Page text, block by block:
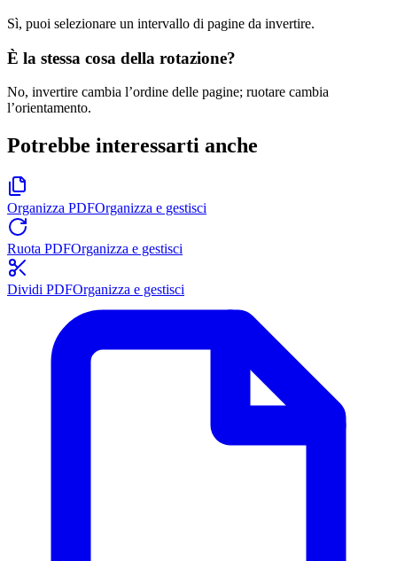
Sì, puoi selezionare un intervallo di pagine da invertire.
È la stessa cosa della rotazione?
No, invertire cambia l’ordine delle pagine; ruotare cambia
l’orientamento.
Potrebbe interessarti anche
Organizza PDFOrganizza e gestisci
Ruota PDFOrganizza e gestisci
Dividi PDFOrganizza e gestisci